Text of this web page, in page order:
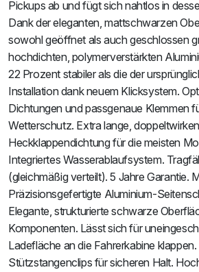
Pickups ab und fügt sich nahtlos in
Dank der eleganten, mattschwarzen
sowohl geöffnet als auch geschlossen
hochdichten, polymerverstärkten
22 Prozent stabiler als die der
Installation dank neuem Klicksystem.
Dichtungen und passgenaue Klemmen
Wetterschutz. Extra lange,
Heckklappendichtung für die meisten
Integriertes Wasserablaufsystem.
(gleichmäßig verteilt). 5 Jahre Garantie.
Präzisionsgefertigte Aluminium-
Elegante, strukturierte schwarze
Komponenten. Lässt sich für
Ladefläche an die Fahrerkabine klappen.
Stützstangenclips für sicheren Halt.